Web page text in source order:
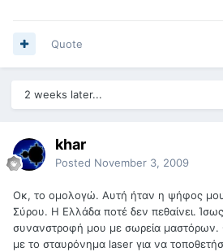
Quote
2 weeks later...
khar
Posted November 3, 2009
Οκ, το ομολογώ. Αυτή ήταν η ψήφος
Σύρου. Η Ελλάδα ποτέ δεν πεθαίνει.
συνανστροφή μου με σωρεία μαστόρων.
με το σταυρόνημα laser για να